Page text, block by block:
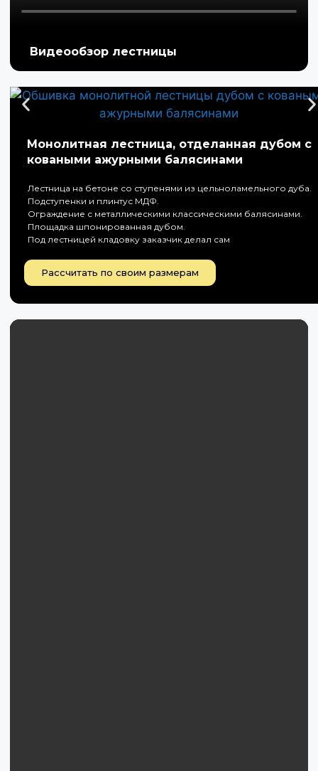
Видеообзор лестницы
Монолитная лестница, отделанная дубом с
коваными ажурными балясинами
Лестница на бетоне со ступенями из цельноламельного дуба.
Подступенки и плинтус МДФ.
Ограждение с металлическими классическими балясинами.
Площадка шпонированная дубом.
Под лестницей кладовку заказчик делал сам
Рассчитать по своим размерам